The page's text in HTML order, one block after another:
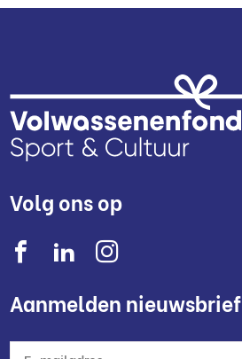
Volg ons op
Aanmelden nieuwsbrief